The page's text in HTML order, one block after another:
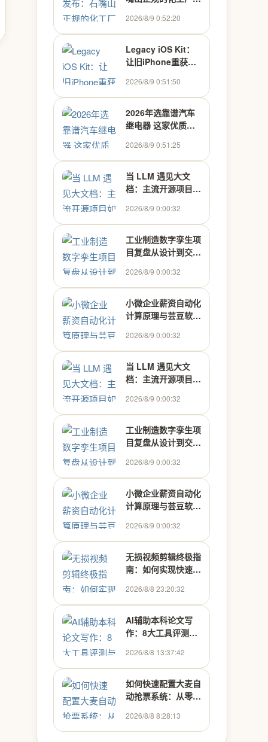
它藏着工厂里最容易
被忽略的省钱密码，
90%的人都没摸透门
道。-中广加节能保
官-
2026/8/9 0:52:20
Legacy iOS Kit：
让旧iPhone重获新
2026/8/9 0:51:50
2026年选靠谱汽车
继电器 这家优质厂
跑123
2026/8/9 0:51:25
当 LLM 遇见大文
档：主流开源项目如
2026/8/9 0:00:32
工业制造数字孪生项
目复盘从设计到交付
2026/8/9 0:00:32
小微企业薪资自动化
计算原理与芸豆软件
2026/8/9 0:00:32
当 LLM 遇见大文
档：主流开源项目如
2026/8/9 0:00:32
工业制造数字孪生项
目复盘从设计到交付
2026/8/9 0:00:32
小微企业薪资自动化
计算原理与芸豆软件
2026/8/9 0:00:32
无损视频剪辑终极指
南：如何实现快速高
2026/8/8 23:20:32
AI辅助本科论文写
作：8大工具评测与
2026/8/8 13:37:42
如何快速配置大麦自
动抢票系统：从零开
助手
2026/8/8 8:28:13